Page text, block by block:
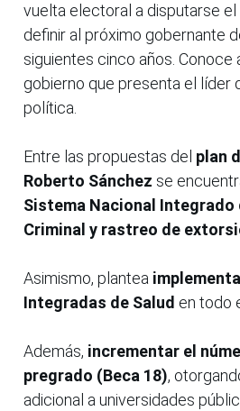
vuelta electoral a disputarse el
definir al próximo gobernante
siguientes cinco años. Conoce
gobierno que presenta el líder
política.
Entre las propuestas del plan
Roberto Sánchez se
Sistema Nacional Integrado
Criminal y rastreo de
Asimismo, plantea
Integradas de Salud en todo
Además, incrementar el
pregrado (Beca 18),
adicional a universidades